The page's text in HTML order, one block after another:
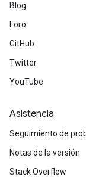
Blog
Foro
GitHub
Twitter
YouTube
Asistencia
Seguimiento de
Notas de la versión
Stack Overflow